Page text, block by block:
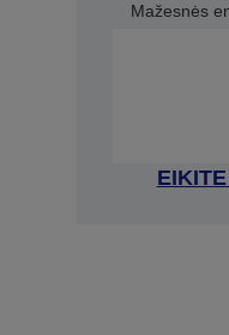
Mažesnės